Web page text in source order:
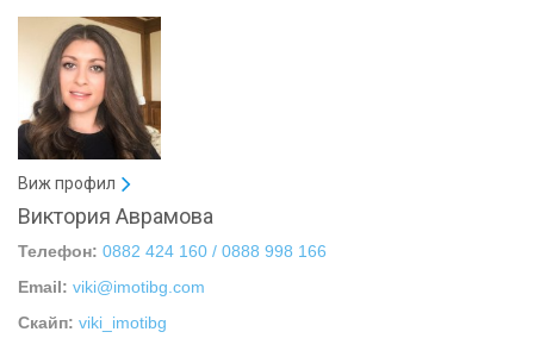
Виж профил
Виктория Аврамова
Телефон: 0882 424 160 / 0888 998 166
Email: viki@imotibg.com
Скайп: viki_imotibg